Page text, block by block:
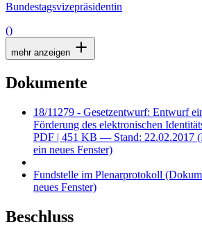
Bundestagsvizepräsidentin
()
mehr anzeigen
Dokumente
18/11279 - Gesetzentwurf: Entwurf
Förderung des elektronischen
PDF | 451 KB — Stand: 22.02.2017
ein neues Fenster)
Fundstelle im Plenarprotokoll
neues Fenster)
Beschluss